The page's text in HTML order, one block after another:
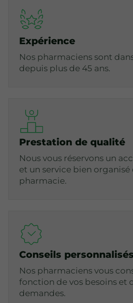
Expérience
Nos pharmaciens sont
depuis plus de 45 ans.
Prestation de qualité
Nous vous réservons un
et un service bien organisé
pharmacie.
Conseils personnalisés
Nos pharmaciens vous
fonction de vos besoins et
demandes.